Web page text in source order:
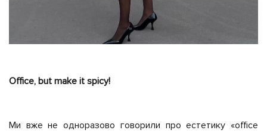
Office, but make it spicy!
Ми вже не одноразово говорили про естетику «office